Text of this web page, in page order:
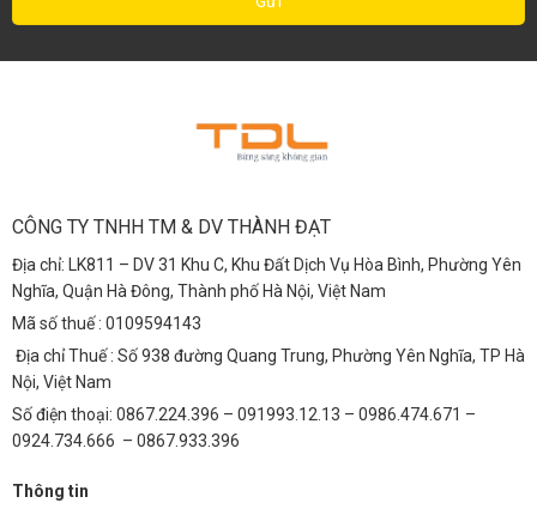
CÔNG TY TNHH TM & DV THÀNH ĐẠT
Địa chỉ: LK811 – DV 31 Khu C, Khu Đất Dịch Vụ Hòa Bình, Phường Yên
Nghĩa, Quận Hà Đông, Thành phố Hà Nội, Việt Nam
Mã số thuế : 0109594143
Địa chỉ Thuế : Số 938 đường Quang Trung, Phường Yên Nghĩa, TP Hà
Nội, Việt Nam
Số điện thoại: 0867.224.396 – 091993.12.13 – 0986.474.671 –
0924.734.666 – 0867.933.396
Thông tin